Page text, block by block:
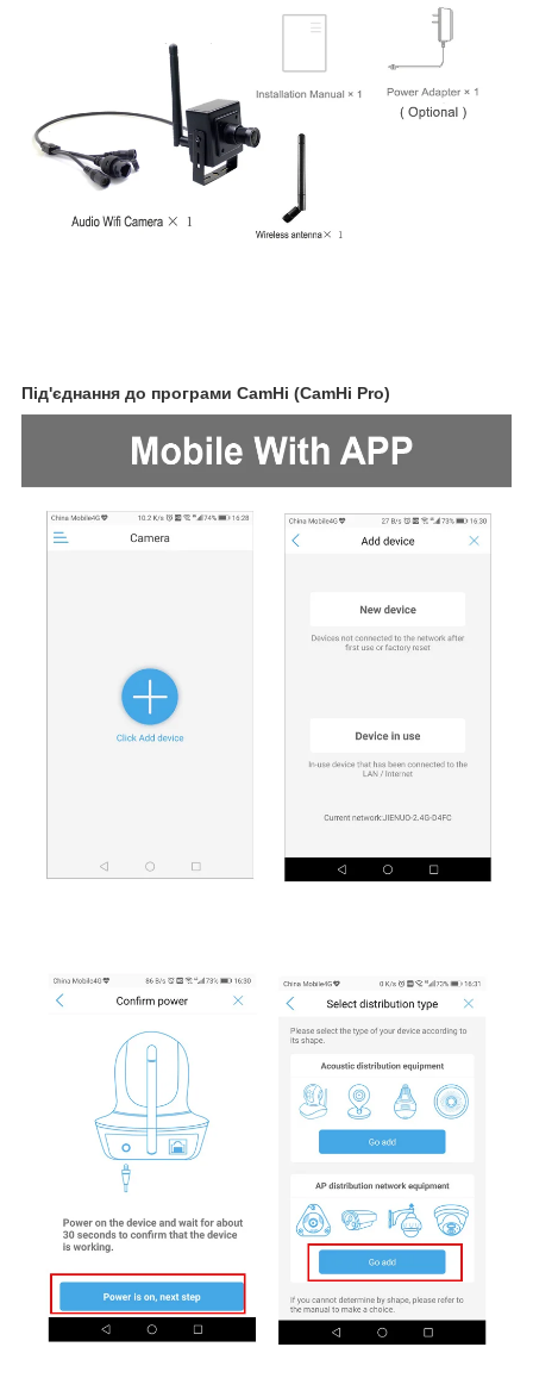
Під'єднання до програми CamHi (CamHi Pro)